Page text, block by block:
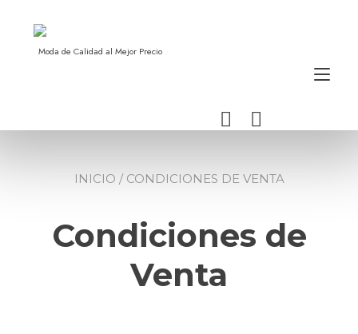
contenido
Moda de Calidad al Mejor Precio
INICIO / CONDICIONES DE VENTA
Condiciones de
Venta